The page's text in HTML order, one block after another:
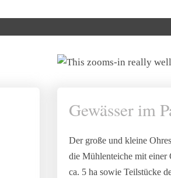
Gewässer im
Der große und kleine
die Mühlenteiche mit einer
ca. 5 ha sowie Teilstücke